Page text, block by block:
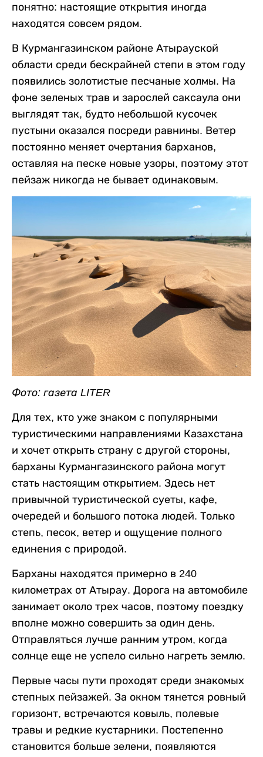
понятно: настоящие открытия иногда
находятся совсем рядом.
В Курмангазинском районе Атырауской
области среди бескрайней степи в этом году
появились золотистые песчаные холмы. На
фоне зеленых трав и зарослей саксаула они
выглядят так, будто небольшой кусочек
пустыни оказался посреди равнины. Ветер
постоянно меняет очертания барханов,
оставляя на песке новые узоры, поэтому этот
пейзаж никогда не бывает одинаковым.
Фото: газета LITER
Для тех, кто уже знаком с популярными
туристическими направлениями Казахстана
и хочет открыть страну с другой стороны,
барханы Курмангазинского района могут
стать настоящим открытием. Здесь нет
привычной туристической суеты, кафе,
очередей и большого потока людей. Только
степь, песок, ветер и ощущение полного
единения с природой.
Барханы находятся примерно в 240
километрах от Атырау. Дорога на автомобиле
занимает около трех часов, поэтому поездку
вполне можно совершить за один день.
Отправляться лучше ранним утром, когда
солнце еще не успело сильно нагреть землю.
Первые часы пути проходят среди знакомых
степных пейзажей. За окном тянется ровный
горизонт, встречаются ковыль, полевые
травы и редкие кустарники. Постепенно
становится больше зелени, появляются